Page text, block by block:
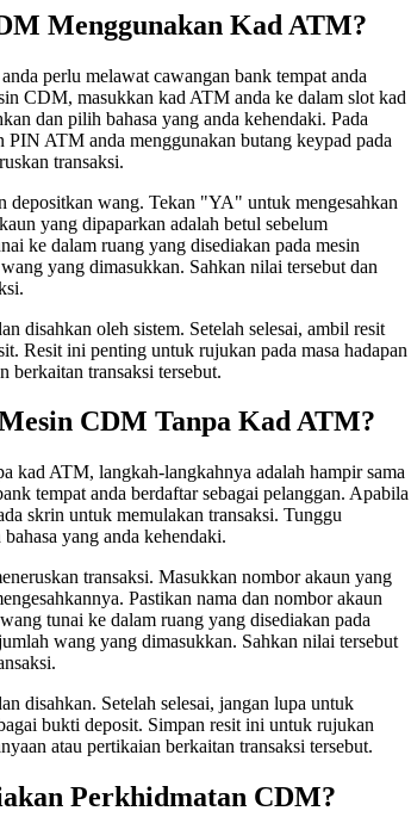
Menggunakan Kad ATM?
perlu melawat cawangan bank tempat anda
CDM, masukkan kad ATM anda ke dalam slot kad
dan pilih bahasa yang anda kehendaki. Pada
ATM anda menggunakan butang keypad pada
transaksi.
depositkan wang. Tekan "YA" untuk mengesahkan
yang dipaparkan adalah betul sebelum
ke dalam ruang yang disediakan pada mesin
yang dimasukkan. Sahkan nilai tersebut dan
disahkan oleh sistem. Setelah selesai, ambil resit
Resit ini penting untuk rujukan pada masa hadapan
berkaitan transaksi tersebut.
CDM Tanpa Kad ATM?
kad ATM, langkah-langkahnya adalah hampir sama
tempat anda berdaftar sebagai pelanggan. Apabila
skrin untuk memulakan transaksi. Tunggu
yang anda kehendaki.
transaksi. Masukkan nombor akaun yang
Pastikan nama dan nombor akaun
tunai ke dalam ruang yang disediakan pada
wang yang dimasukkan. Sahkan nilai tersebut
disahkan. Setelah selesai, jangan lupa untuk
bukti deposit. Simpan resit ini untuk rujukan
atau pertikaian berkaitan transaksi tersebut.
Perkhidmatan CDM?